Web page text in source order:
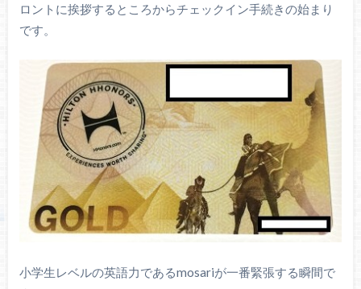
ロントに挨拶するところからチェックイン手続きの始まり
です。
小学生レベルの英語力であるmosariが一番緊張する瞬間で